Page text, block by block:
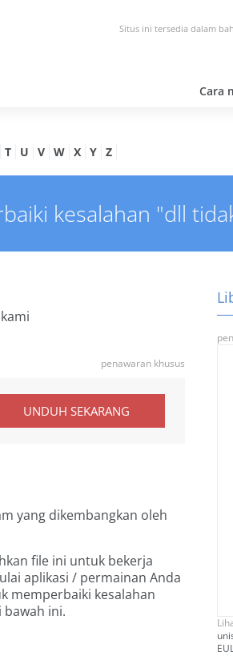
Situs ini tersedia dalam
Cara
T U V W X Y Z
kesalahan "dll
penawaran khusus
UNDUH SEKARANG
yang dikembangkan oleh
file ini untuk bekerja
aplikasi / permainan Anda
memperbaiki kesalahan
ini.